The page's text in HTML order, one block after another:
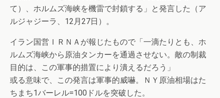
て）、ホルムズ海峡を機雷で封鎖する」と発言した（ア
ルジャジーラ、12月27日）。
イラン国営ＩＲＮＡが報じたもので「一滴たりとも、ホ
ルムズ海峡から原油タンカーを通過させない。敵の制裁
目的は、この軍事的措置により潰えるだろう」
或る意味で、この発言は軍事的威嚇。ＮＹ原油相場はた
ちまち1バーレル=100ドルを突破した。